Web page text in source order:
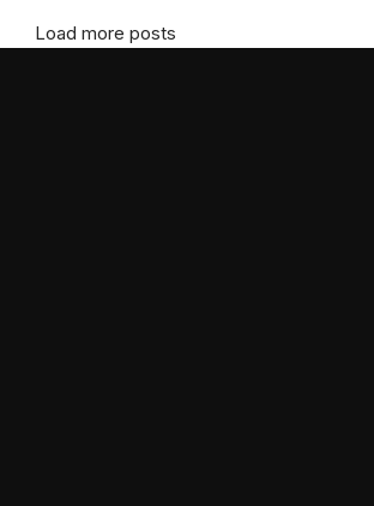
Load more posts